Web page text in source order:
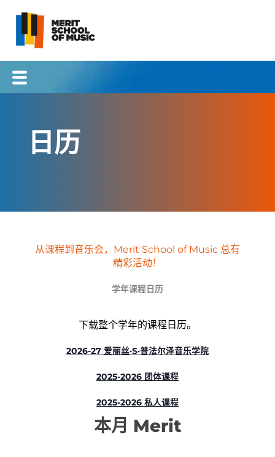
日历
从课程到音乐会，Merit School of Music 总有
精彩活动！
学年课程日历
下载整个学年的课程日历。
2026-27 爱丽丝·S·普法尔泽音乐学院
2025-2026 团体课程
2025-2026 私人课程
本月 Merit